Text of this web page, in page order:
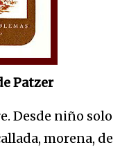
Patzer
Desde niño solo
morena, de